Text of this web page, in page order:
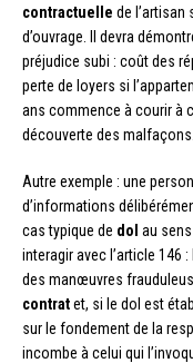
contractuelle de l’artisan
d’ouvrage. Il devra
préjudice subi : coût des
perte de loyers si
ans commence à courir à
découverte des malfaçons.
Autre exemple : une
d’informations
cas typique de dol au
interagir avec l’article 146
des manœuvres
contratet, si le dol est
sur le fondement de la
incombe à celui qui